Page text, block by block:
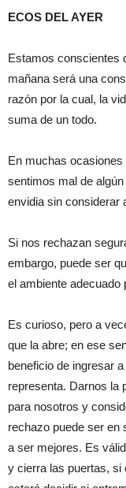
ECOS DEL AYER
Estamos conscientes
mañana será una
razón por la cual, la
suma de un todo.
En muchas
sentimos mal de
envidia sin considerar
Si nos rechazan
embargo, puede ser
el ambiente adecuado
Es curioso, pero a
que la abre; en ese
beneficio de ingresar
representa. Darnos la
para nosotros y
rechazo puede ser en
a ser mejores. Es
y cierra las puertas, si